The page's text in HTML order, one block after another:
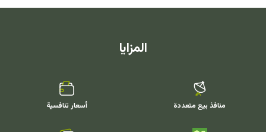
المزايا
منافذ بيع متعددة أسعار تنافسية